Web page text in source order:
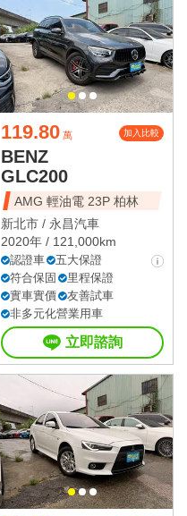
119.80 萬 加入比較
BENZ
GLC200
AMG 輕油電 23P 柏林
新北市 / 永昌汽車
2020年 / 121,000km
認證車
五大保證
符合保固
里程保證
實車實價
友善試車
非多元化營業用車
立即諮詢